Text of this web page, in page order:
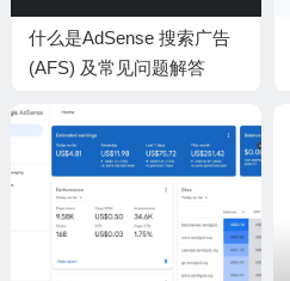
什么是AdSense 搜索广告
(AFS) 及常见问题解答